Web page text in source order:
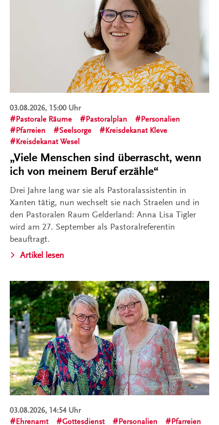
03.08.2026, 15:00 Uhr
Pastorale Räume
Pastoralplan
Personalien
Pfarreien
Seelsorge
Kreisdekanat Kleve
Kreisdekanat Wesel
„Viele Menschen sind überrascht, wenn
ich von meinem Beruf erzähle“
Drei Jahre lang war sie als Pastoralassistentin in
Xanten tätig, nun wechselt sie nach Straelen und in
den Pastoralen Raum Gelderland: Anna Lisa Tigler
wird am 27. September als Pastoralreferentin
beauftragt.
Artikel lesen
03.08.2026, 14:54 Uhr
Ehrenamt
Gottesdienst Personalien Pfarreien